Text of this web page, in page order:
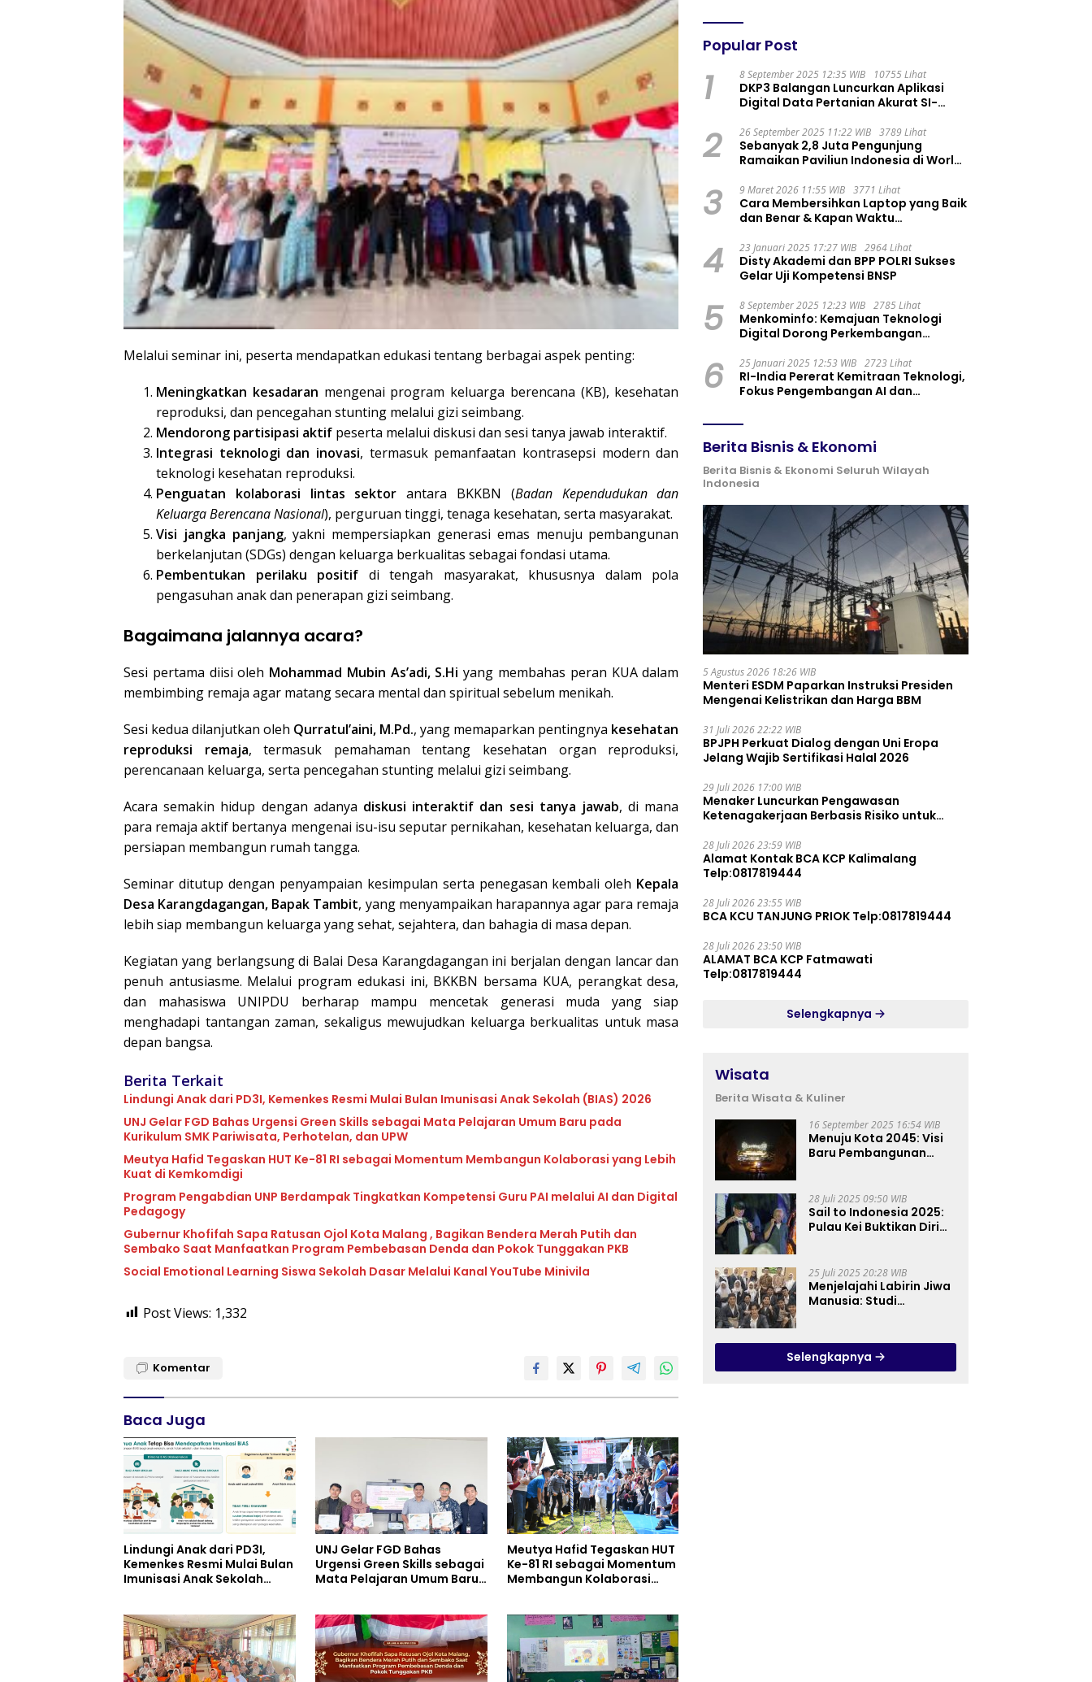
Melalui seminar ini, peserta mendapatkan edukasi tentang berbagai aspek penting:
Meningkatkan kesadaran mengenai program keluarga berencana (KB), kesehatan
reproduksi, dan pencegahan stunting melalui gizi seimbang.
Mendorong partisipasi aktif peserta melalui diskusi dan sesi tanya jawab interaktif.
Integrasi teknologi dan inovasi, termasuk pemanfaatan kontrasepsi modern dan
teknologi kesehatan reproduksi.
Penguatan kolaborasi lintas sektor antara BKKBN (Badan Kependudukan dan
Keluarga Berencana Nasional), perguruan tinggi, tenaga kesehatan, serta masyarakat.
Visi jangka panjang, yakni mempersiapkan generasi emas menuju pembangunan
berkelanjutan (SDGs) dengan keluarga berkualitas sebagai fondasi utama.
Pembentukan perilaku positif di tengah masyarakat, khususnya dalam pola
pengasuhan anak dan penerapan gizi seimbang.
Bagaimana jalannya acara?
Sesi pertama diisi oleh Mohammad Mubin As’adi, S.Hi yang membahas peran KUA dalam
membimbing remaja agar matang secara mental dan spiritual sebelum menikah.
Sesi kedua dilanjutkan oleh Qurratul’aini, M.Pd., yang memaparkan pentingnya kesehatan
reproduksi remaja, termasuk pemahaman tentang kesehatan organ reproduksi,
perencanaan keluarga, serta pencegahan stunting melalui gizi seimbang.
Acara semakin hidup dengan adanya diskusi interaktif dan sesi tanya jawab, di mana
para remaja aktif bertanya mengenai isu-isu seputar pernikahan, kesehatan keluarga, dan
persiapan membangun rumah tangga.
Seminar ditutup dengan penyampaian kesimpulan serta penegasan kembali oleh Kepala
Desa Karangdagangan, Bapak Tambit, yang menyampaikan harapannya agar para remaja
lebih siap membangun keluarga yang sehat, sejahtera, dan bahagia di masa depan.
Kegiatan yang berlangsung di Balai Desa Karangdagangan ini berjalan dengan lancar dan
penuh antusiasme. Melalui program edukasi ini, BKKBN bersama KUA, perangkat desa,
dan mahasiswa UNIPDU berharap mampu mencetak generasi muda yang siap
menghadapi tantangan zaman, sekaligus mewujudkan keluarga berkualitas untuk masa
depan bangsa.
Berita Terkait
Lindungi Anak dari PD3I, Kemenkes Resmi Mulai Bulan Imunisasi Anak Sekolah (BIAS) 2026
UNJ Gelar FGD Bahas Urgensi Green Skills sebagai Mata Pelajaran Umum Baru pada
Kurikulum SMK Pariwisata, Perhotelan, dan UPW
Meutya Hafid Tegaskan HUT Ke-81 RI sebagai Momentum Membangun Kolaborasi yang Lebih
Kuat di Kemkomdigi
Program Pengabdian UNP Berdampak Tingkatkan Kompetensi Guru PAI melalui AI dan Digital
Pedagogy
Gubernur Khofifah Sapa Ratusan Ojol Kota Malang , Bagikan Bendera Merah Putih dan
Sembako Saat Manfaatkan Program Pembebasan Denda dan Pokok Tunggakan PKB
Social Emotional Learning Siswa Sekolah Dasar Melalui Kanal YouTube Minivila
Post Views: 1,332
Komentar
Baca Juga
Lindungi Anak dari PD3I,
Kemenkes Resmi Mulai Bulan
Imunisasi Anak Sekolah
UNJ Gelar FGD Bahas
Urgensi Green Skills sebagai
Mata Pelajaran Umum Baru
UPW
Meutya Hafid Tegaskan HUT
Ke-81 RI sebagai Momentum
Membangun Kolaborasi
Popular Post
1 8 September 2025 12:35 WIB 10755 Lihat
DKP3 Balangan Luncurkan Aplikasi
Digital Data Pertanian Akurat SI-
2 26 September 2025 11:22 WIB 3789 Lihat
Sebanyak 2,8 Juta Pengunjung
Ramaikan Paviliun Indonesia di World
3 9 Maret 2026 11:55 WIB 3771 Lihat
Cara Membersihkan Laptop yang Baik
dan Benar & Kapan Waktu
4 23 Januari 2025 17:27 WIB 2964 Lihat
Disty Akademi dan BPP POLRI Sukses
Gelar Uji Kompetensi BNSP
5 8 September 2025 12:23 WIB 2785 Lihat
Menkominfo: Kemajuan Teknologi
Digital Dorong Perkembangan
6 25 Januari 2025 12:53 WIB 2723 Lihat
RI-India Pererat Kemitraan Teknologi,
Fokus Pengembangan AI dan
Berita Bisnis & Ekonomi
Berita Bisnis & Ekonomi Seluruh Wilayah
Indonesia
5 Agustus 2026 18:26 WIB
Menteri ESDM Paparkan Instruksi Presiden
Mengenai Kelistrikan dan Harga BBM
31 Juli 2026 22:22 WIB
BPJPH Perkuat Dialog dengan Uni Eropa
Jelang Wajib Sertifikasi Halal 2026
29 Juli 2026 17:00 WIB
Menaker Luncurkan Pengawasan
Ketenagakerjaan Berbasis Risiko untuk
28 Juli 2026 23:59 WIB
Alamat Kontak BCA KCP Kalimalang
Telp:0817819444
28 Juli 2026 23:55 WIB
BCA KCU TANJUNG PRIOK Telp:0817819444
28 Juli 2026 23:50 WIB
ALAMAT BCA KCP Fatmawati
Telp:0817819444
Selengkapnya
Wisata
Berita Wisata & Kuliner
16 September 2025 16:54 WIB
Menuju Kota 2045: Visi
Baru Pembangunan
28 Juli 2025 09:50 WIB
Sail to Indonesia 2025:
Pulau Kei Buktikan Diri
25 Juli 2025 20:28 WIB
Menjelajahi Labirin Jiwa
Manusia: Studi
Pandanaran di RSJ
Grhasia
Selengkapnya